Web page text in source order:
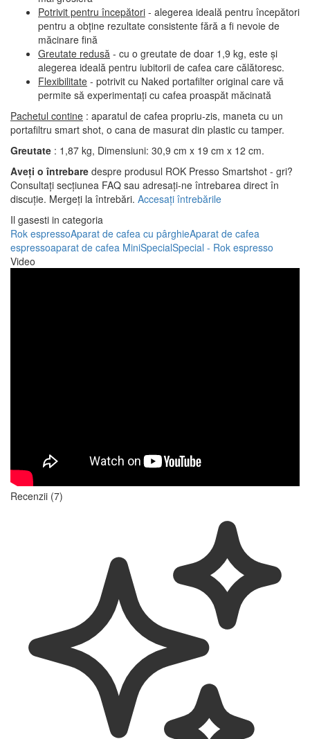
Potrivit pentru începători - alegerea ideală pentru începători
pentru a obține rezultate consistente fără a fi nevoie de
măcinare fină
Greutate redusă - cu o greutate de doar 1,9 kg, este și
alegerea ideală pentru iubitorii de cafea care călătoresc.
Flexibilitate - potrivit cu Naked portafilter original care vă
permite să experimentați cu cafea proaspăt măcinată
Pachetul contine : aparatul de cafea propriu-zis, maneta cu un
portafiltru smart shot, o cana de masurat din plastic cu tamper.
Greutate : 1,87 kg, Dimensiuni: 30,9 cm x 19 cm x 12 cm.
Aveți o întrebare despre produsul ROK Presso Smartshot - gri?
Consultați secțiunea FAQ sau adresați-ne întrebarea direct în
discuție. Mergeți la întrebări. Accesați întrebările
Il gasesti in categoria
Rok espressoAparat de cafea cu pârghieAparat de cafea
espressoaparat de cafea MiniSpecialSpecial - Rok espresso
Video
Recenzii (7)